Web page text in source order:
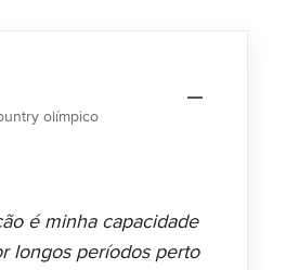
olímpico
é minha capacidade
longos períodos perto